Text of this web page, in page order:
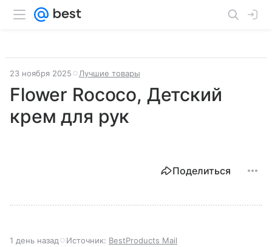
23 ноября 2025 Лучшие товары
Flower Rococo, Детский
крем для рук
Поделиться
1 день назад Источник: BestProducts Mail